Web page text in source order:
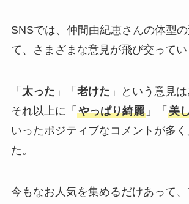
SNSでは、仲間由紀恵さんの体型
て、さまざまな意見が飛び交ってい
「 太った 」「 老けた 」という意見は
それ以上に「 やっぱり綺麗」「 美
いったポジティブなコメントが多
た。
今もなお人気を集めるだけあって